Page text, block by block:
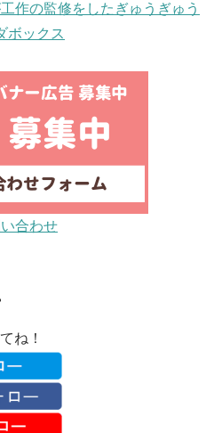
作の監修をしたぎゅうぎゅう
ボックス
合わせ
ね！